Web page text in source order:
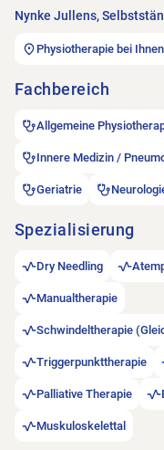
Nynke Jullens,
Physiotherapie bei
Fachbereich
Allgemeine
Innere Medizin /
Geriatrie
Spezialisierung
Dry Needling
Manualtherapie
Schwindeltherapie
Triggerpunkttherapie
Palliative Therapie
Muskuloskelettal